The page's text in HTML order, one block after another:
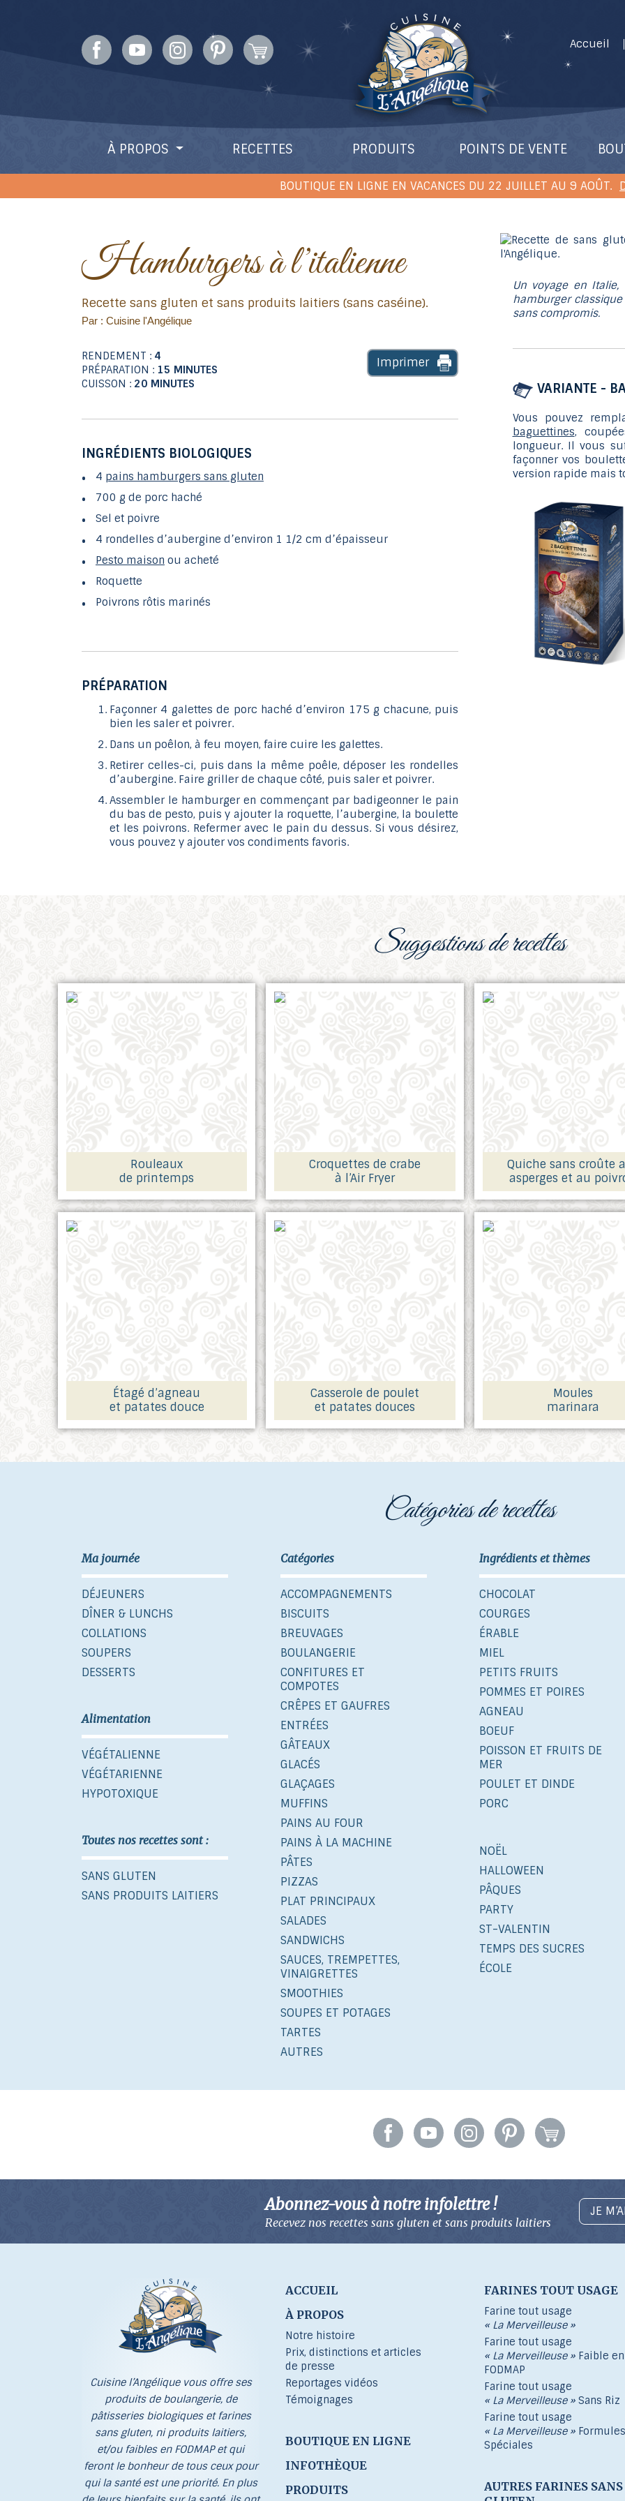
Accueil
À PROPOS RECETTES PRODUITS POINTS DE VENTE
BOUTIQUE EN LIGNE EN VACANCES DU 22 JUILLET AU 9 AOÛT.
Hamburgers à l’italienne
Recette sans gluten et sans produits laitiers (sans caséine).
Par : Cuisine l'Angélique
RENDEMENT : 4
PRÉPARATION : 15 MINUTES
CUISSON : 20 MINUTES
Imprimer
INGRÉDIENTS BIOLOGIQUES
4 pains hamburgers sans gluten
700 g de porc haché
Sel et poivre
4 rondelles d’aubergine d’environ 1 1/2 cm d’épaisseur
Pesto maison ou acheté
Roquette
Poivrons rôtis marinés
PRÉPARATION
Façonner 4 galettes de porc haché d’environ 175 g chacune, puis
bien les saler et poivrer.
Dans un poêlon, à feu moyen, faire cuire les galettes.
Retirer celles-ci, puis dans la même poêle, déposer les rondelles
d’aubergine. Faire griller de chaque côté, puis saler et poivrer.
Assembler le hamburger en commençant par badigeonner le pain
du bas de pesto, puis y ajouter la roquette, l’aubergine, la boulette
et les poivrons. Refermer avec le pain du dessus. Si vous désirez,
vous pouvez y ajouter vos condiments favoris.
Un voyage en
hamburger
sans compromis.
VARIANTE -
Vous pouvez
baguettines,
longueur. Il vous
façonner vos
version rapide mais
suggestions de recettes
Rouleaux
de printemps
Croquettes de crabe
à l’Air Fryer
Quiche sans croûte
asperges et au
Étagé d’agneau
et patates douce
Casserole de poulet
et patates douces
Moules
marinara
catégories de recettes
Ma journée
DÉJEUNERS
DÎNER & LUNCHS
COLLATIONS
SOUPERS
DESSERTS
Alimentation
VÉGÉTALIENNE
VÉGÉTARIENNE
HYPOTOXIQUE
Toutes nos recettes sont :
SANS GLUTEN
SANS PRODUITS LAITIERS
Catégories
ACCOMPAGNEMENTS
BISCUITS
BREUVAGES
BOULANGERIE
CONFITURES ET
COMPOTES
CRÊPES ET GAUFRES
ENTRÉES
GÂTEAUX
GLACÉS
GLAÇAGES
MUFFINS
PAINS AU FOUR
PAINS À LA MACHINE
PÂTES
PIZZAS
PLAT PRINCIPAUX
SALADES
SANDWICHS
SAUCES, TREMPETTES,
VINAIGRETTES
SMOOTHIES
SOUPES ET POTAGES
TARTES
AUTRES
Ingrédients et thèmes
CHOCOLAT
COURGES
ÉRABLE
MIEL
PETITS FRUITS
POMMES ET POIRES
AGNEAU
BOEUF
POISSON ET FRUITS DE
MER
POULET ET DINDE
PORC
NOËL
HALLOWEEN
PÂQUES
PARTY
ST-VALENTIN
TEMPS DES SUCRES
ÉCOLE
Abonnez-vous à notre infolettre !
Recevez nos recettes sans gluten et sans produits laitiers
JE
Cuisine l’Angélique vous offre ses
produits de boulangerie, de
pâtisseries biologiques et farines
sans gluten, ni produits laitiers,
et/ou faibles en FODMAP et qui
feront le bonheur de tous ceux pour
qui la santé est une priorité. En plus
ACCUEIL
À PROPOS
Notre histoire
Prix, distinctions et articles
de presse
Reportages vidéos
Témoignages
BOUTIQUE EN LIGNE
INFOTHÈQUE
PRODUITS
FARINES TOUT USAGE
Farine tout usage
« La Merveilleuse »
Farine tout usage
« La Merveilleuse » Faible en
FODMAP
Farine tout usage
« La Merveilleuse » Sans Riz
Farine tout usage
« La Merveilleuse » Formules
Spéciales
AUTRES FARINES SANS